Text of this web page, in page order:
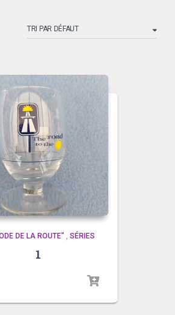
DE LA ROUTE" , SÉRIES
1